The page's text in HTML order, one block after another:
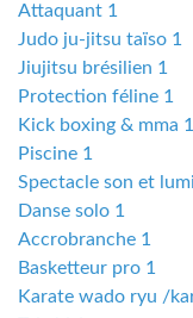
Attaquant 1
Judo ju-jitsu taïso 1
Jiujitsu brésilien 1
Protection féline 1
Kick boxing & mma 1
Piscine 1
Spectacle son et
Danse solo 1
Accrobranche 1
Basketteur pro 1
Karate wado ryu /